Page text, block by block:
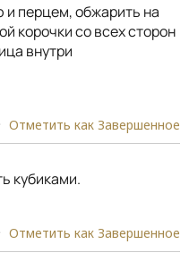
перцем, обжарить на
корочки со всех сторон
внутри
Отметить как Завершенное
кубиками.
Отметить как Завершенное